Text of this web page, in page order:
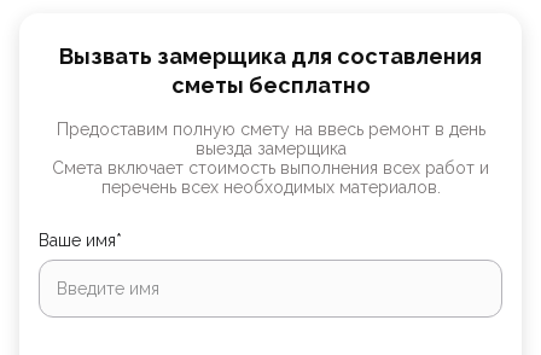
Вызвать замерщика для составления
сметы бесплатно
Предоставим полную смету на ввесь ремонт в день
выезда замерщика
Смета включает стоимость выполнения всех работ и
перечень всех необходимых материалов.
Ваше имя*